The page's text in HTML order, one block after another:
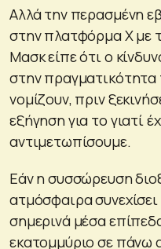
Αλλά την περασμένη
στην πλατφόρμα X με
Μασκ είπε ότι ο
στην
νομίζουν, πριν
εξήγηση για το γιατί
αντιμετωπίσουμε.
Εάν η συσσώρευση
ατμόσφαιρα
σημερινά μέσα
εκατομμύριο σε πάνω